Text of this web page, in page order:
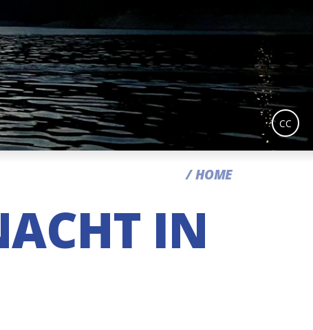
CC
HOME
IN